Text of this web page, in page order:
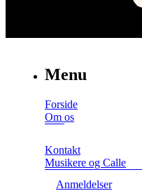
Menu
Forside
Om os
Kontakt
Musikere og Calle
Anmeldelser